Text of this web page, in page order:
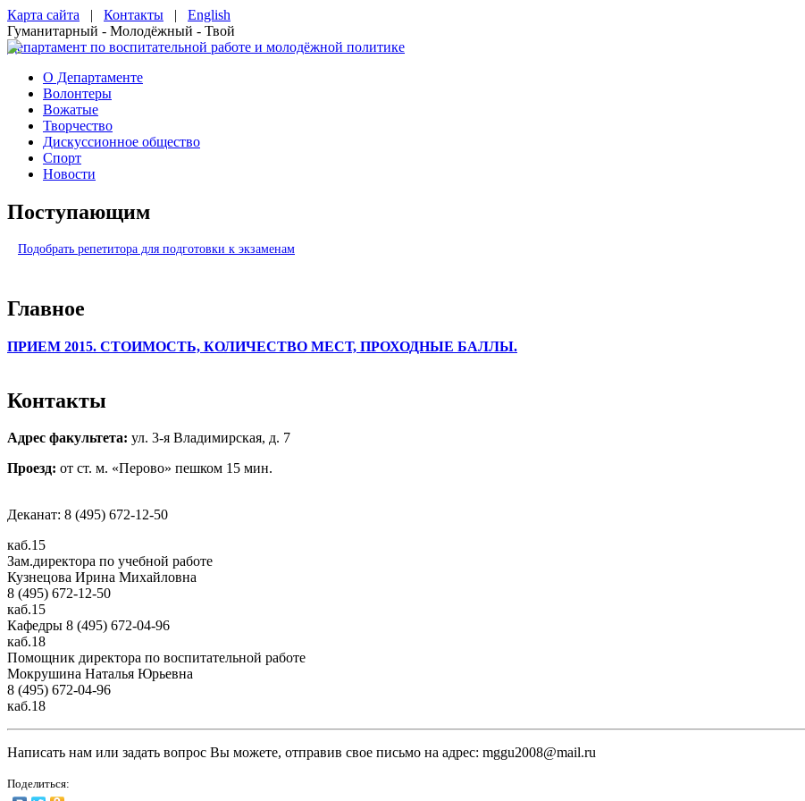
Карта сайта | Контакты | English
Гуманитарный - Молодёжный - Твой
Департамент по воспитательной работе и молодёжной политике
О Департаменте
Волонтеры
Вожатые
Творчество
Дискуссионное общество
Спорт
Новости
Поступающим
Подобрать репетитора для подготовки к экзаменам
Главное
ПРИЕМ 2015. СТОИМОСТЬ, КОЛИЧЕСТВО МЕСТ, ПРОХОДНЫЕ БАЛЛЫ.
Контакты
Адрес факультета: ул. 3-я Владимирская, д. 7
Проезд: от ст. м. «Перово» пешком 15 мин.
Деканат: 8 (495) 672-12-50
каб.15
Зам.директора по учебной работе
Кузнецова Ирина Михайловна
8 (495) 672-12-50
каб.15
Кафедры 8 (495) 672-04-96
каб.18
Помощник директора по воспитательной работе
Мокрушина Наталья Юрьевна
8 (495) 672-04-96
каб.18
Написать нам или задать вопрос Вы можете, отправив свое письмо на адрес: mggu2008@mail.ru
Поделиться: